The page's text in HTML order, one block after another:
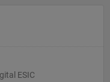
ESIC